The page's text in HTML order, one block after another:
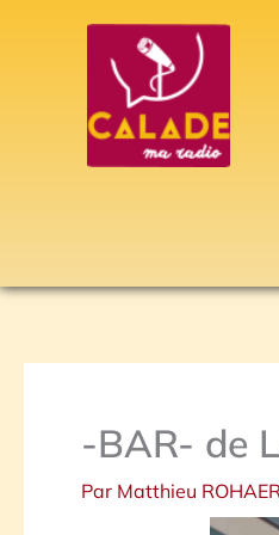
-BAR- de
Par Matthieu